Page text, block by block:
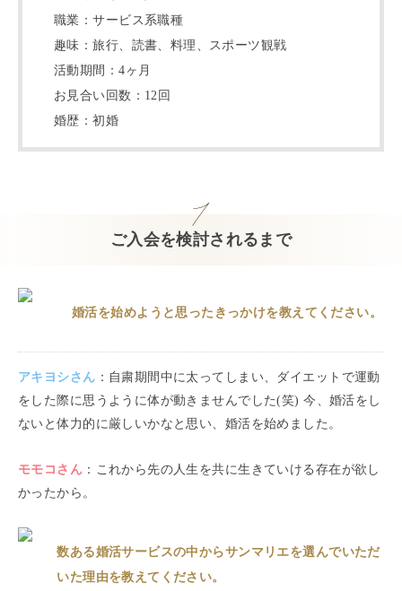
職業：サービス系職種
趣味：旅行、読書、料理、スポーツ観戦
活動期間：4 ヶ月
お見合い回数： 12 回
婚歴：初婚
ご入会を検討されるまで
婚活を始めようと思ったきっかけを教えてください。
アキヨシ さん ： 自粛期間中に太ってしまい、ダイエットで運動
をした際に思うように体が動きませんでした(笑) 今、婚活をし
ないと体力的に厳しいかなと思い、婚活を始めました。
モモコ さん ： これから先の人生を共に生きていける存在が欲し
かったから。
数ある婚活サービスの中からサンマリエを選んでいただ
いた理由を教えてください。